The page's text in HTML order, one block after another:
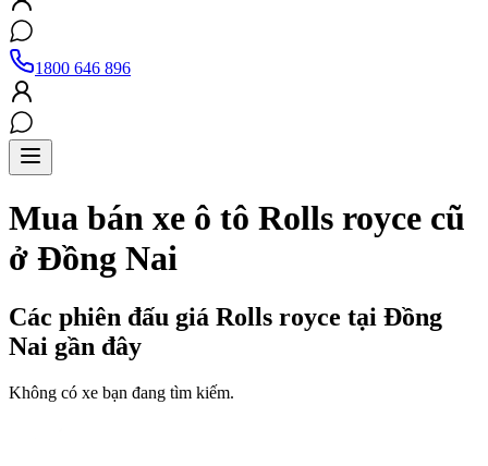
1800 646 896
Mua bán xe ô tô Rolls royce cũ
ở Đồng Nai
Các phiên đấu giá Rolls royce tại Đồng
Nai gần đây
Không có xe bạn đang tìm kiếm.